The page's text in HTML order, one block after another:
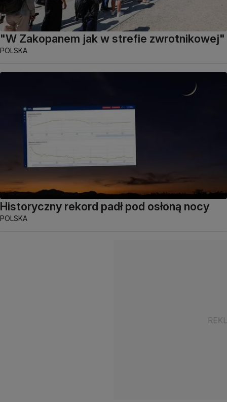
"W Zakopanem jak w strefie zwrotnikowej"
POLSKA
Historyczny rekord padł pod osłoną nocy
POLSKA